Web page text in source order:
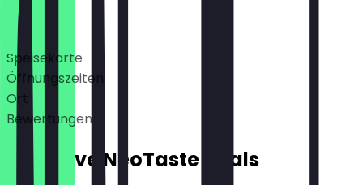
Deals
Speisekarte
Öffnungszeiten
Ort
Bewertungen
Exklusive NeoTaste Deals